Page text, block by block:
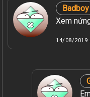
Badboy
Xem
14/08/2019